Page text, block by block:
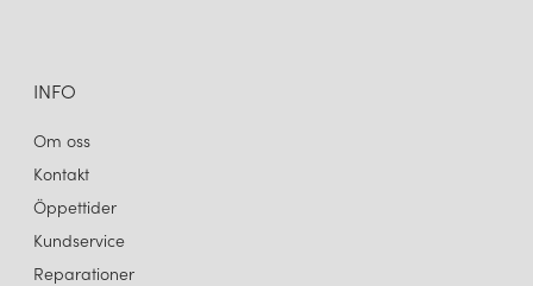
INFO
Om oss
Kontakt
Öppettider
Kundservice
Reparationer